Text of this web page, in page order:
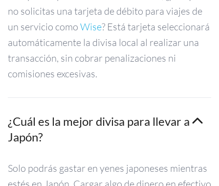
no solicitas una tarjeta de débito para viajes de
un servicio como Wise? Está tarjeta seleccionará
automáticamente la divisa local al realizar una
transacción, sin cobrar penalizaciones ni
comisiones excesivas.
¿Cuál es la mejor divisa para llevar a
Japón?
Solo podrás gastar en yenes japoneses mientras